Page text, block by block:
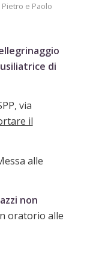
e Paolo
di
via
il
alle
non
oratorio alle